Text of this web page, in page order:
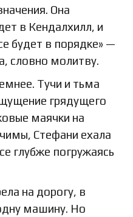
Она
в Кендалхилл, и
будет в порядке» —
словно молитву.
Тучи и тьма
грядущего
маячки на
Стефани ехала
глубже погружаясь
на дорогу, в
машину. Но